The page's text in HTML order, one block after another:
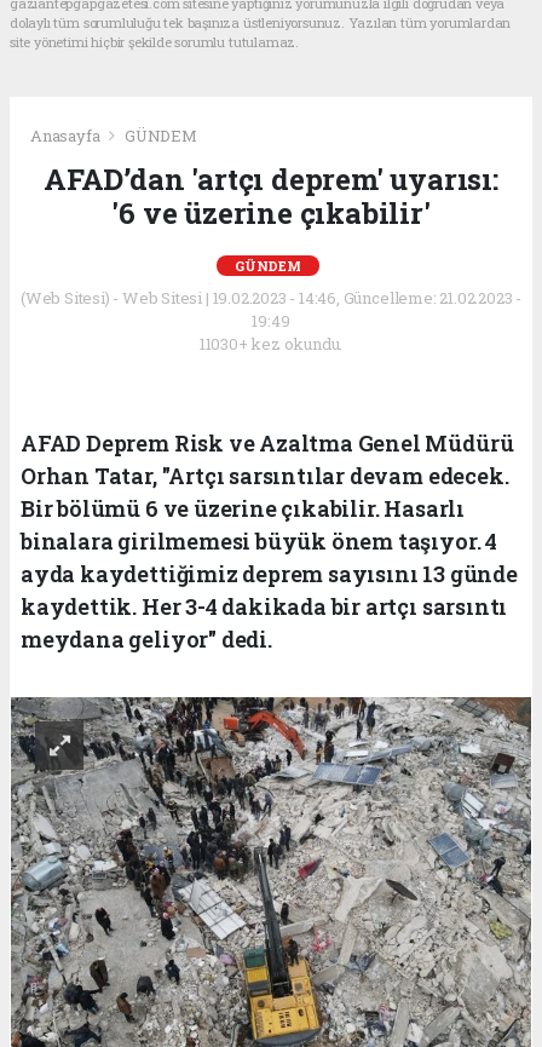
dolaylı tüm sorumluluğu tek başınıza üstleniyorsunuz. Yazılan tüm yorumlardan
site yönetimi hiçbir şekilde sorumlu tutulamaz.
Anasayfa GÜNDEM
AFAD’dan 'artçı deprem' uyarısı:
'6 ve üzerine çıkabilir'
GÜNDEM
(Web Sitesi) - Web Sitesi | 19.02.2023 - 14:46, Güncelleme: 21.02.2023 -
19:49
11030+ kez okundu.
AFAD Deprem Risk ve Azaltma Genel Müdürü
Orhan Tatar, "Artçı sarsıntılar devam edecek.
Bir bölümü 6 ve üzerine çıkabilir. Hasarlı
binalara girilmemesi büyük önem taşıyor. 4
ayda kaydettiğimiz deprem sayısını 13 günde
kaydettik. Her 3-4 dakikada bir artçı sarsıntı
meydana geliyor" dedi.